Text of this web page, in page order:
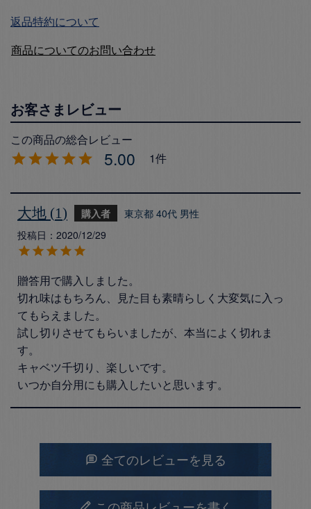
返品特約について
商品についてのお問い合わせ
5.00 1
大地 1 購入者 東京都 40代 男性
投稿日
2020/12/29
贈答用で購入しました。
切れ味はもちろん、見た目も素晴らしく大変気に入っ
てもらえました。
試し切りさせてもらいましたが、本当によく切れま
す。
キャベツ千切り、楽しいです。
いつか自分用にも購入したいと思います。
全てのレビューを見る